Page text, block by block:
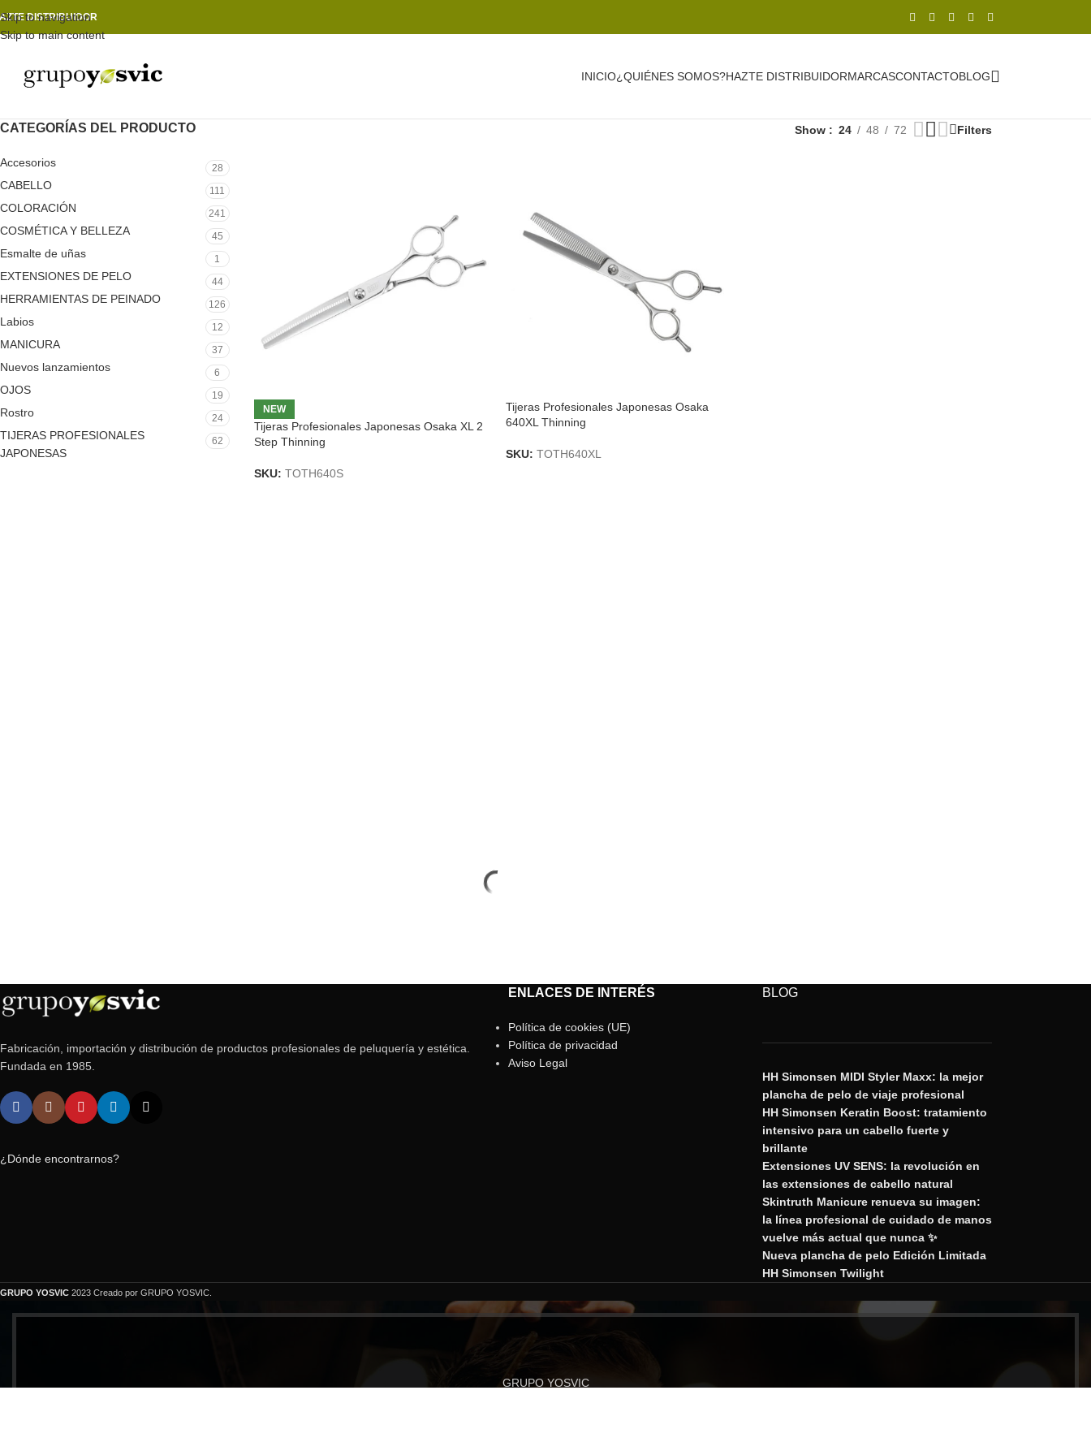
Skip to navigation
Skip to main content
DISTRIBUIDOR
INICIO¿QUIÉNES SOMOS?HAZTE DISTRIBUIDORMARCASCONTACTOBLOG
CATEGORÍAS DEL PRODUCTO
Accesorios 28
CABELLO 111
COLORACIÓN 241
COSMÉTICA Y BELLEZA 45
Esmalte de uñas 1
EXTENSIONES DE PELO 44
HERRAMIENTAS DE PEINADO 126
Labios 12
MANICURA 37
Nuevos lanzamientos 6
OJOS 19
Rostro 24
TIJERAS PROFESIONALES
JAPONESAS
62
Show 24 48 72 Filters
NEW
Tijeras Profesionales Japonesas Osaka XL 2
Step Thinning
SKU: TOTH640S
Tijeras Profesionales Japonesas Osaka
640XL Thinning
SKU: TOTH640XL
Fabricación, importación y distribución de productos profesionales de peluquería y estética.
Fundada en 1985.
¿Dónde encontrarnos?
ENLACES DE INTERÉS
Política de cookies (UE)
Política de privacidad
Aviso Legal
BLOG
HH Simonsen MIDI Styler Maxx: la mejor
plancha de pelo de viaje profesional
HH Simonsen Keratin Boost: tratamiento
intensivo para un cabello fuerte y
brillante
Extensiones UV SENS: la revolución en
las extensiones de cabello natural
Skintruth Manicure renueva su imagen:
la línea profesional de cuidado de manos
vuelve más actual que nunca ✨
Nueva plancha de pelo Edición Limitada
HH Simonsen Twilight
GRUPO YOSVIC 2023 Creado por GRUPO YOSVIC.
GRUPO YOSVIC